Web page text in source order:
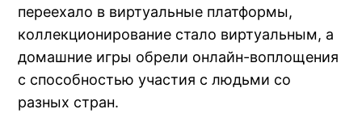
переехало в виртуальные платформы,
коллекционирование стало виртуальным, а
домашние игры обрели онлайн-воплощения
с способностью участия с людьми со
разных стран.